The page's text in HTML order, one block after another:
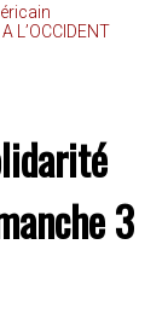
L’OCCIDENT
3